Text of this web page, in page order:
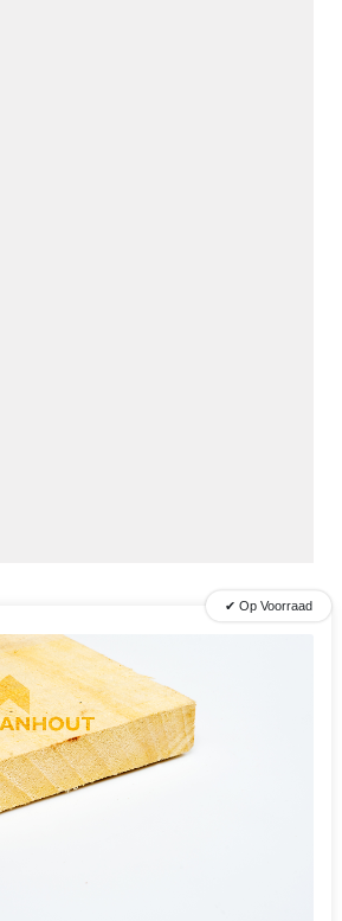
✔ Op Voorraad